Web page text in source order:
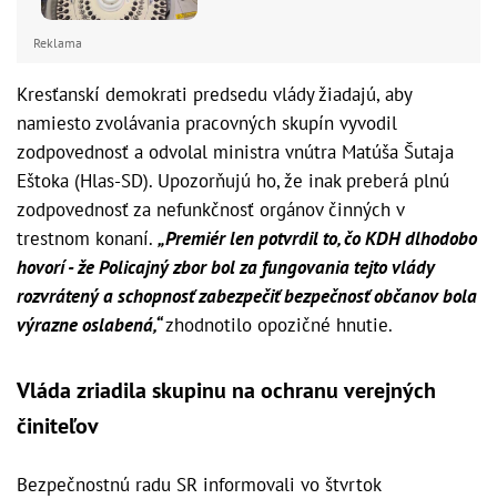
Reklama
Kresťanskí demokrati predsedu vlády žiadajú, aby
namiesto zvolávania pracovných skupín vyvodil
zodpovednosť a odvolal ministra vnútra Matúša Šutaja
Eštoka (Hlas-SD). Upozorňujú ho, že inak preberá plnú
zodpovednosť za nefunkčnosť orgánov činných v
trestnom konaní. „Premiér len potvrdil to, čo KDH dlhodobo
hovorí - že Policajný zbor bol za fungovania tejto vlády
rozvrátený a schopnosť zabezpečiť bezpečnosť občanov bola
výrazne oslabená,“zhodnotilo opozičné hnutie.
Vláda zriadila skupinu na ochranu verejných
činiteľov
Bezpečnostnú radu SR informovali vo štvrtok